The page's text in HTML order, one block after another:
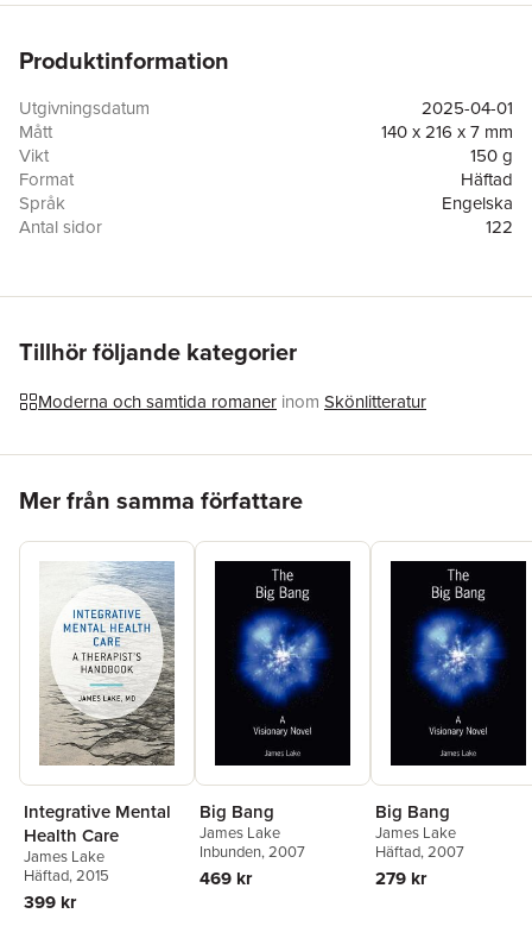
Produktinformation
Utgivningsdatum
2025-04-01
Mått
140 x 216 x 7 mm
Vikt
150 g
Format
Häftad
Språk
Engelska
Antal sidor
122
Tillhör följande kategorier
Moderna och samtida romaner inom Skönlitteratur
Mer från samma författare
Integrative Mental
Health Care
James Lake
Häftad, 2015
399 kr
Big Bang
James Lake
Inbunden, 2007
469 kr
Big Bang
James Lake
Häftad, 2007
279 kr